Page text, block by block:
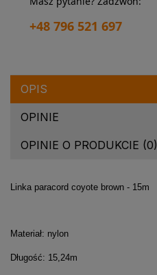
+48 796 521 697
OPIS
OPINIE
OPINIE O PRODUKCIE (0)
Linka paracord coyote brown - 15m
Materiał: nylon
Długość: 15,24m